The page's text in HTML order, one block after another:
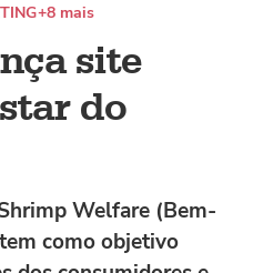
site
do
+8 mais
Welfare (Bem-
como objetivo